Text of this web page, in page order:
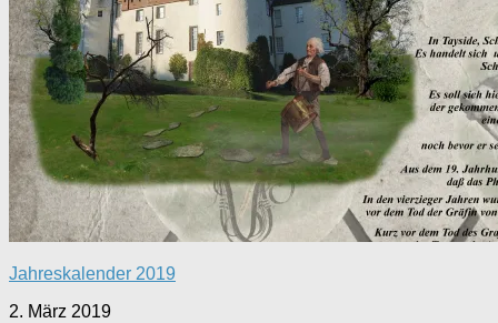
Jahreskalender 2019
2. März 2019